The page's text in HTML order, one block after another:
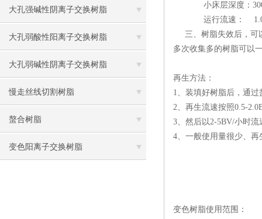
大孔强碱性阴离子交换树脂
大孔弱酸性阳离子交换树脂
大孔弱碱性阴离子交换树脂
慢走丝线切割树脂
螯合树脂
变色阳离子交换树脂
小床层深度：
运行流速： 1.0-
三、树脂失效后，可
多次收集多的树脂可以
再生方法：
1、装填好树脂后，通
2、再生流速按照0.5-
3、然后以2-5BV/小时
4、一般使用量很少、
变色树脂使用范围：